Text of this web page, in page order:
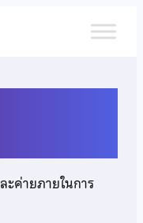
ค่ายภายในการ